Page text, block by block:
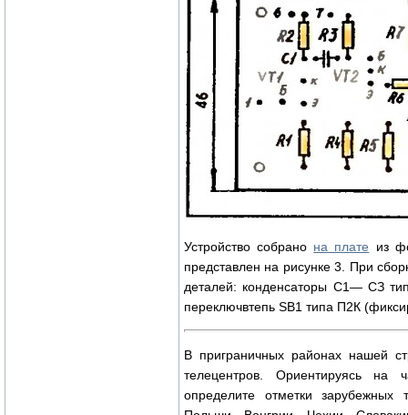
Устройство собрано на плате из
представлен на рисунке 3. При
деталей: конденсаторы С1— СЗ
переключвтепь SB1 типа П2К
В приграничных районах нашей
телецентров. Ориентируясь на
определите отметки зарубежных